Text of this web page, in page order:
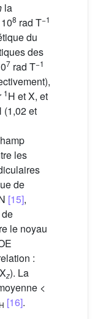
la
8 rad T−1
du
des
7 rad T−1
1H et X, et
(1,02 et
les
de
[15],
le noyau
:
z). La
<
H [16].